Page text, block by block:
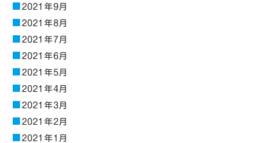
2021年9月
2021年8月
2021年7月
2021年6月
2021年5月
2021年4月
2021年3月
2021年2月
2021年1月